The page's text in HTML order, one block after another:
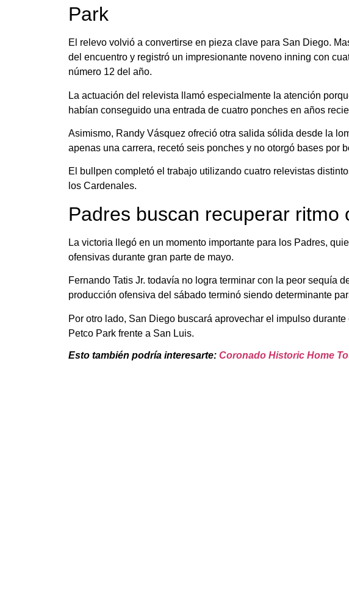
Park
El relevo volvió a convertirse en pieza clave para San Diego.
del encuentro y registró un impresionante noveno inning con
número 12 del año.
La actuación del relevista llamó especialmente la atención
habían conseguido una entrada de cuatro ponches en años
Asimismo, Randy Vásquez ofreció otra salida sólida desde la
apenas una carrera, recetó seis ponches y no otorgó bases por
El bullpen completó el trabajo utilizando cuatro relevistas
los Cardenales.
Padres buscan recuperar ritmo
La victoria llegó en un momento importante para los Padres,
ofensivas durante gran parte de mayo.
Fernando Tatis Jr. todavía no logra terminar con la peor sequía
producción ofensiva del sábado terminó siendo determinante
Por otro lado, San Diego buscará aprovechar el impulso
Petco Park frente a San Luis.
Esto también podría interesarte: Coronado Historic Home